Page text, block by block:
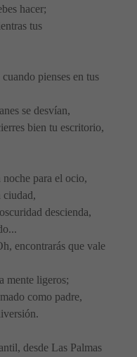
hacer;
tus
pienses en tus
se desvían,
bien tu escritorio,
para el ocio,
ciudad,
descienda,
encontrarás que vale
mente ligeros;
como padre,
desde Las Palmas